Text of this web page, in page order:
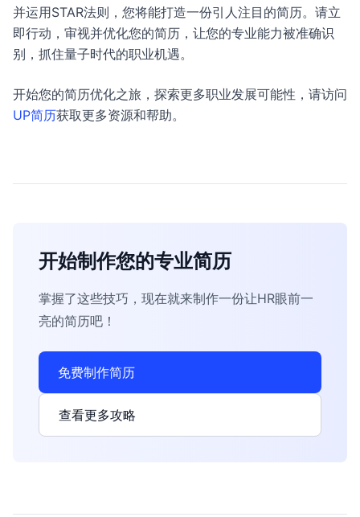
并运用STAR法则，您将能打造一份引人注目的简历。请立
即行动，审视并优化您的简历，让您的专业能力被准确识
别，抓住量子时代的职业机遇。
开始您的简历优化之旅，探索更多职业发展可能性，请访问
UP简历获取更多资源和帮助。
开始制作您的专业简历
掌握了这些技巧，现在就来制作一份让HR眼前一
亮的简历吧！
免费制作简历
查看更多攻略